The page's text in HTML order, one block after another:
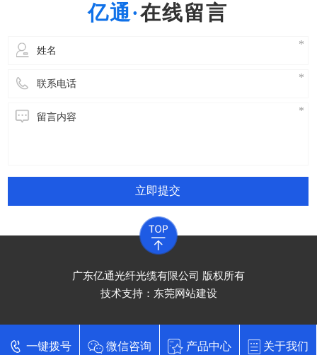
指标：插入损耗小于0.3dB回波损耗大于45
在线留言
立即提交
广东亿通光纤光缆有限公司 版权所有
技术支持： 东莞网站建设
一键拨号 微信咨询 产品中心 关于我们